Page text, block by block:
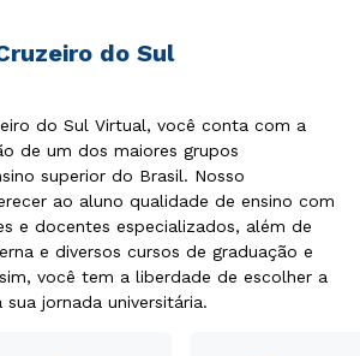
do Sul
do Sul Virtual, você conta com a
de um dos maiores grupos
superior do Brasil. Nosso
ao aluno qualidade de ensino com
e docentes especializados, além de
e diversos cursos de graduação e
você tem a liberdade de escolher a
jornada universitária.
e fácil
ou